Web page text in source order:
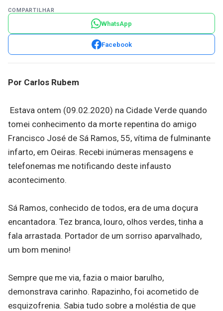
COMPARTILHAR
WhatsApp
Facebook
Por Carlos Rubem
Estava ontem (09.02.2020) na Cidade Verde quando
tomei conhecimento da morte repentina do amigo
Francisco José de Sá Ramos, 55, vítima de fulminante
infarto, em Oeiras. Recebi inúmeras mensagens e
telefonemas me notificando deste infausto
acontecimento.
Sá Ramos, conhecido de todos, era de uma doçura
encantadora. Tez branca, louro, olhos verdes, tinha a
fala arrastada. Portador de um sorriso aparvalhado,
um bom menino!
Sempre que me via, fazia o maior barulho,
demonstrava carinho. Rapazinho, foi acometido de
esquizofrenia. Sabia tudo sobre a moléstia de que